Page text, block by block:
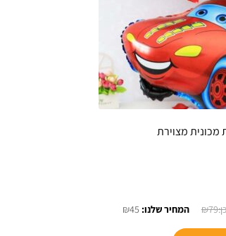
מכונית מצוירת
₪79
המחיר
₪45 המחיר